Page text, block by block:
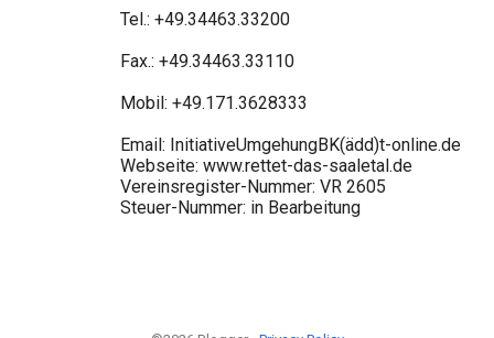
Tel.: +49.34463.33200
Fax.: +49.34463.33110
Mobil: +49.171.3628333
Email: InitiativeUmgehungBK(ädd)t-online.de
Webseite: www.rettet-das-saaletal.de
Vereinsregister-Nummer: VR 2605
Steuer-Nummer: in Bearbeitung